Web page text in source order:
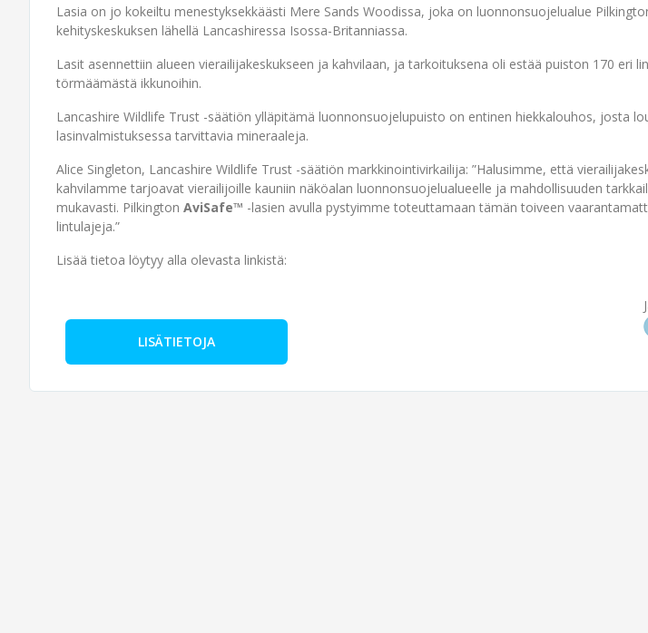
Lasia on jo kokeiltu menestyksekkäästi Mere Sands Woodissa, joka on luonnonsuojelualue
kehityskeskuksen lähellä Lancashiressa Isossa-Britanniassa.
Lasit asennettiin alueen vierailijakeskukseen ja kahvilaan, ja tarkoituksena oli estää puiston 170 eri
törmäämästä ikkunoihin.
Lancashire Wildlife Trust -säätiön ylläpitämä luonnonsuojelupuisto on entinen hiekkalouhos, josta
lasinvalmistuksessa tarvittavia mineraaleja.
Alice Singleton, Lancashire Wildlife Trust -säätiön markkinointivirkailija: ”Halusimme, että
kahvilamme tarjoavat vierailijoille kauniin näköalan luonnonsuojelualueelle ja mahdollisuuden
mukavasti. Pilkington AviSafe™ -lasien avulla pystyimme toteuttamaan tämän toiveen
lintulajeja.”
Lisää tietoa löytyy alla olevasta linkistä:
LISÄTIETOJA